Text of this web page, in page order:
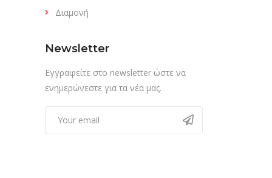
Διαμονή
Newsletter
Εγγραφείτε στο newsletter ώστε να
ενημερώνεστε για τα νέα μας.